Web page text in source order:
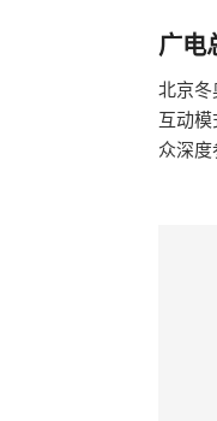
广电
北京冬
互动
众深